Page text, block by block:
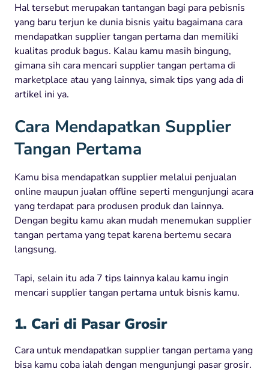
Hal tersebut merupakan tantangan bagi para pebisnis
yang baru terjun ke dunia bisnis yaitu bagaimana cara
mendapatkan supplier tangan pertama dan memiliki
kualitas produk bagus. Kalau kamu masih bingung,
gimana sih cara mencari supplier tangan pertama di
marketplace atau yang lainnya, simak tips yang ada di
artikel ini ya.
Cara Mendapatkan Supplier
Tangan Pertama
Kamu bisa mendapatkan supplier melalui penjualan
online maupun jualan offline seperti mengunjungi acara
yang terdapat para produsen produk dan lainnya.
Dengan begitu kamu akan mudah menemukan supplier
tangan pertama yang tepat karena bertemu secara
langsung.
Tapi, selain itu ada 7 tips lainnya kalau kamu ingin
mencari supplier tangan pertama untuk bisnis kamu.
1. Cari di Pasar Grosir
Cara untuk mendapatkan supplier tangan pertama yang
bisa kamu coba ialah dengan mengunjungi pasar grosir.